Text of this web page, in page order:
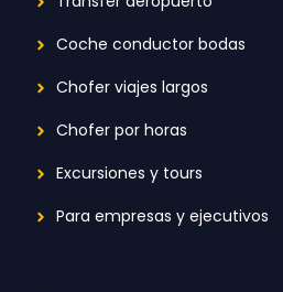
Coche conductor bodas
Chofer viajes largos
Chofer por horas
Excursiones y tours
Para empresas y ejecutivos